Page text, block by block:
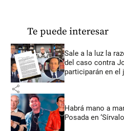
Te puede interesar
Sale a la luz la
del caso contra
participarán en el
share
Habrá mano a
Posada en